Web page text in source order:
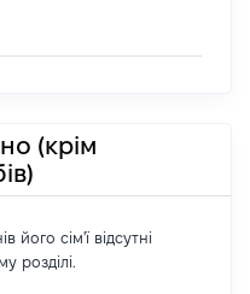
(крім
його сім'ї відсутні
розділі.